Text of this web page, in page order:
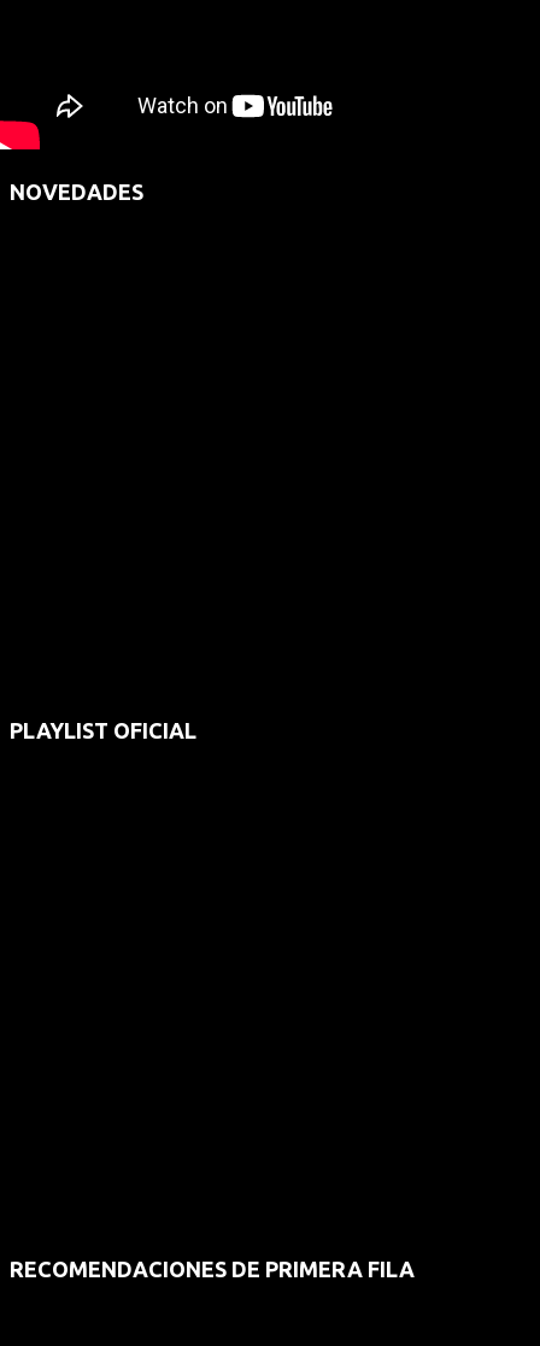
NOVEDADES
PLAYLIST OFICIAL
RECOMENDACIONES DE PRIMERA FILA